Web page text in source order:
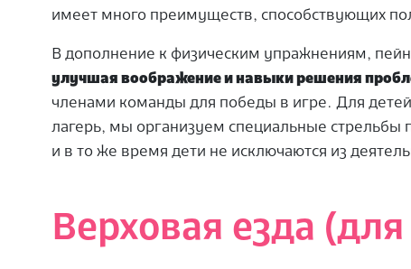
имеет много преимуществ, способствующих
В дополнение к физическим упражнениям,
улучшая воображение и навыки решения
членами команды для победы в игре. Для
лагерь, мы организуем специальные
и в то же время дети не исключаются из
Верховая езда